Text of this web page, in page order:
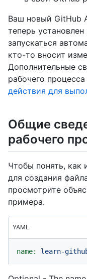
Ваш новый GitHub
теперь
запускаться
кто-то вносит
Дополнительные
рабочего
действия для
Общие
рабочего
Чтобы понять, как
для создания
просмотрите
примера.
YAML
name: learn-